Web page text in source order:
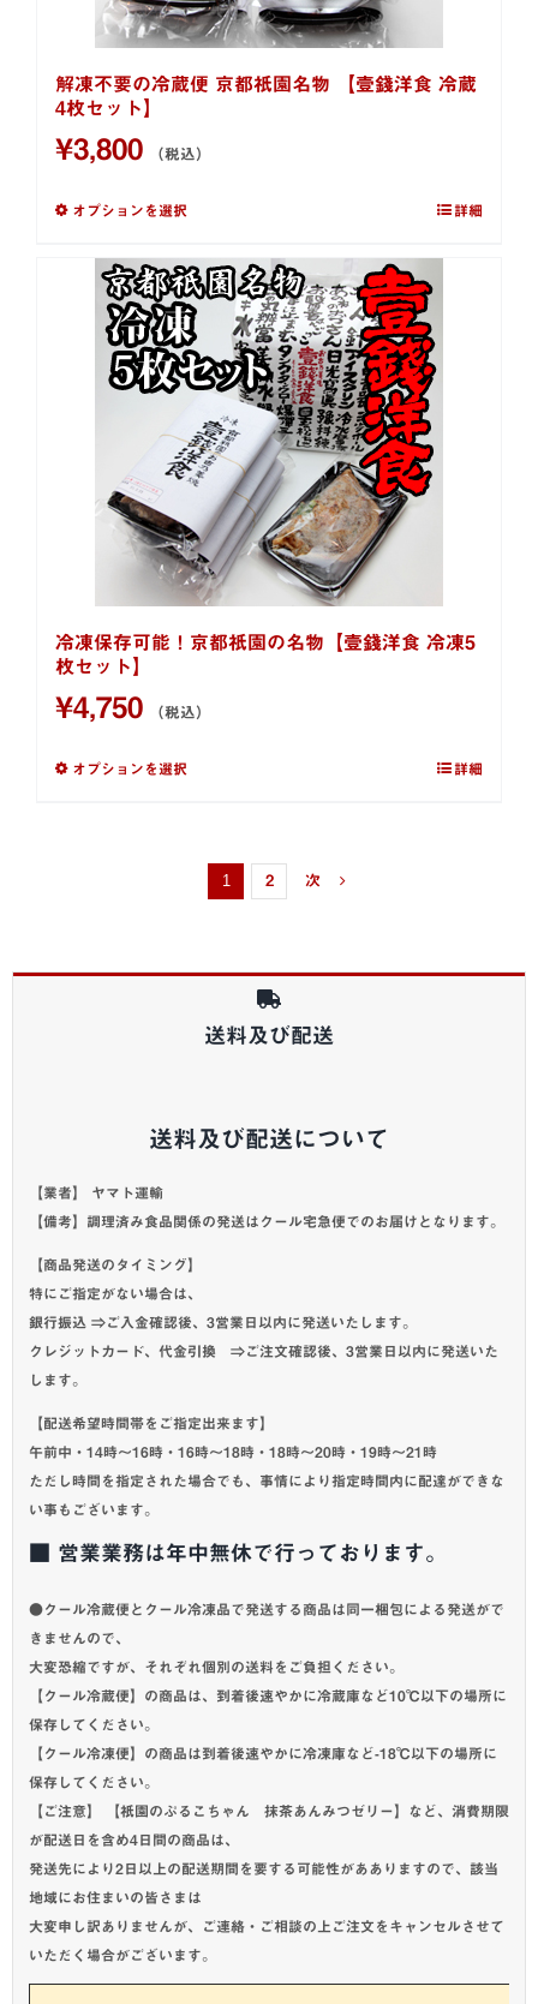
解凍不要の冷蔵便 京都祇園名物 【壹錢洋食 冷蔵
4枚セット】
¥3,800 （税込）
オプションを選択 詳細
冷凍保存可能！京都祇園の名物【壹錢洋食 冷凍5
枚セット】
¥4,750 （税込）
オプションを選択 詳細
1 2 次
送料及び配送
送料及び配送について
【業者】 ヤマト運輸
【備考】調理済み食品関係の発送はクール宅急便でのお届けとなります。
【商品発送のタイミング】
特にご指定がない場合は、
銀行振込 ⇒ご入金確認後、3営業日以内に発送いたします。
クレジットカード、代金引換 ⇒ご注文確認後、3営業日以内に発送いた
します。
【配送希望時間帯をご指定出来ます】
午前中・14時～16時・16時～18時・18時～20時・19時～21時
ただし時間を指定された場合でも、事情により指定時間内に配達ができな
い事もございます。
■ 営業業務は年中無休で行っております。
●クール冷蔵便とクール冷凍品で発送する商品は同一梱包による発送がで
きませんので、
大変恐縮ですが、それぞれ個別の送料をご負担ください。
【クール冷蔵便】の商品は、到着後速やかに冷蔵庫など10℃以下の場所に
保存してください。
【クール冷凍便】の商品は到着後速やかに冷凍庫など-18℃以下の場所に
保存してください。
【ご注意】 【祇園のぷるこちゃん 抹茶あんみつゼリー】など、消費期限
が配送日を含め4日間の商品は、
発送先により2日以上の配送期間を要する可能性があありますので、該当
地域にお住まいの皆さまは
大変申し訳ありませんが、ご連絡・ご相談の上ご注文をキャンセルさせて
いただく場合がございます。